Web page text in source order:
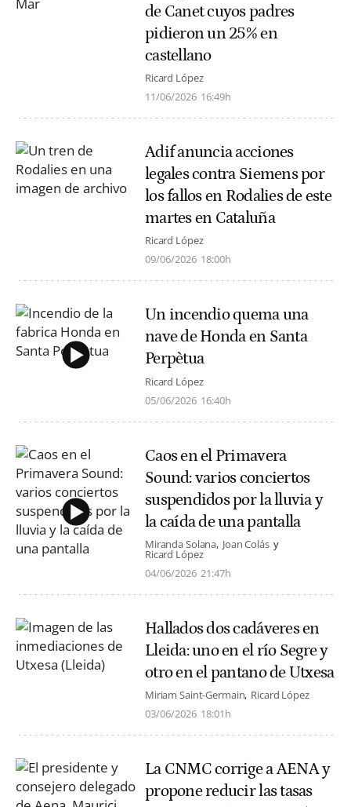
de Canet cuyos padres
pidieron un 25% en
castellano
Ricard López
11/06/2026 16:49h
Adif anuncia acciones
legales contra Siemens por
los fallos en Rodalies de este
martes en Cataluña
Ricard López
09/06/2026 18:00h
Un incendio quema una
nave de Honda en Santa
Perpètua
Ricard López
05/06/2026 16:40h
Caos en el Primavera
Sound: varios conciertos
suspendidos por la lluvia y
la caída de una pantalla
Miranda Solana Joan Colás
Ricard López
04/06/2026 21:47h
Hallados dos cadáveres en
Lleida: uno en el río Segre y
otro en el pantano de Utxesa
Miriam Saint-Germain Ricard López
03/06/2026 18:01h
La CNMC corrige a AENA y
propone reducir las tasas